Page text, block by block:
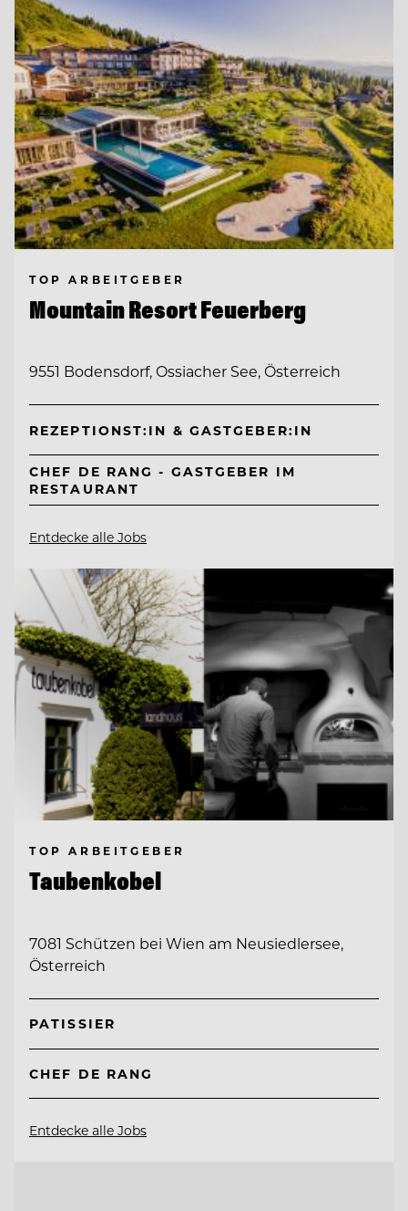
TOP ARBEITGEBER
Mountain Resort Feuerberg
9551 Bodensdorf, Ossiacher See, Österreich
REZEPTIONST:IN & GASTGEBER:IN
CHEF DE RANG - GASTGEBER IM
RESTAURANT
Entdecke alle Jobs
TOP ARBEITGEBER
Taubenkobel
7081 Schützen bei Wien am Neusiedlersee,
Österreich
PATISSIER
CHEF DE RANG
Entdecke alle Jobs